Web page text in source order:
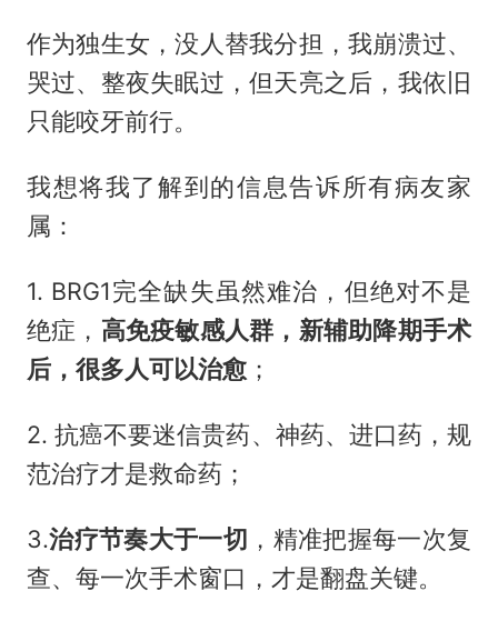
作为独生女，没人替我分担，我崩溃过、
哭过、整夜失眠过，但天亮之后，我依旧
只能咬牙前行。
我想将我了解到的信息告诉所有病友家
属：
1. BRG1完全缺失虽然难治，但绝对不是
绝症， 高免疫敏感人群，新辅助降期手术
后，很多人可以治愈；
2. 抗癌不要迷信贵药、神药、进口药，规
范治疗才是救命药；
3.治疗节奏大于一切 ，精准把握每一次复
查、每一次手术窗口，才是翻盘关键。